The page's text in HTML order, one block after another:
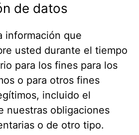
de datos
información que
usted durante el tiempo
para los fines para los
o para otros fines
incluido el
nuestras obligaciones
o de otro tipo.